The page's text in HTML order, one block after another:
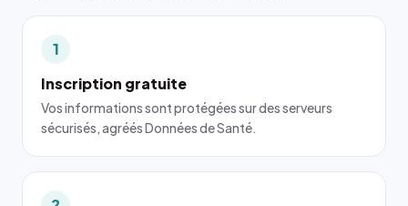
1
Inscription gratuite
Vos informations sont protégées sur des serveurs
sécurisés, agréés Données de Santé.